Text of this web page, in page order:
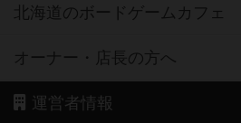
北海道のボードゲームカフェ
オーナー・店長の方へ
運営者情報